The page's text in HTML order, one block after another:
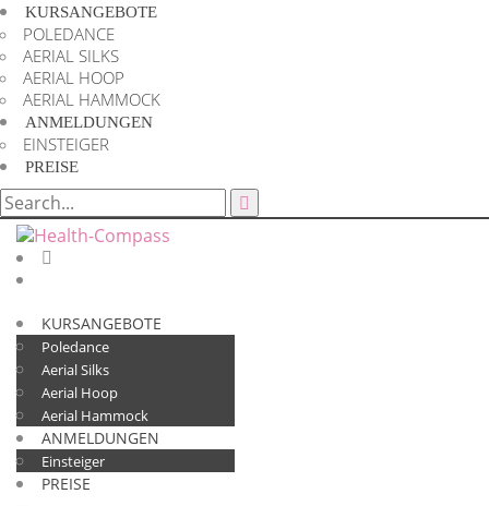
KURSANGEBOTE
POLEDANCE
AERIAL SILKS
AERIAL HOOP
AERIAL HAMMOCK
ANMELDUNGEN
EINSTEIGER
PREISE
KURSANGEBOTE
Poledance
Aerial Silks
Aerial Hoop
Aerial Hammock
ANMELDUNGEN
Einsteiger
PREISE